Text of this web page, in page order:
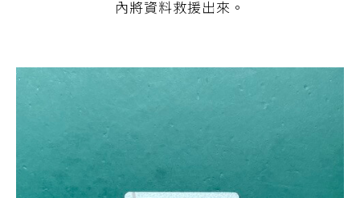
內將資料救援出來。